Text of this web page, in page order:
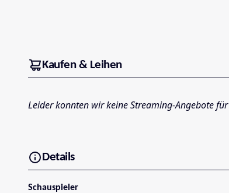
Kaufen & Leihen
Leider konnten wir keine Streaming-Angebote für
Details
Schauspieler